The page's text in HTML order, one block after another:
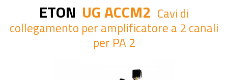
ETON UG ACCM2 Cavi di
collegamento per amplificatore a 2 canali
per PA 2